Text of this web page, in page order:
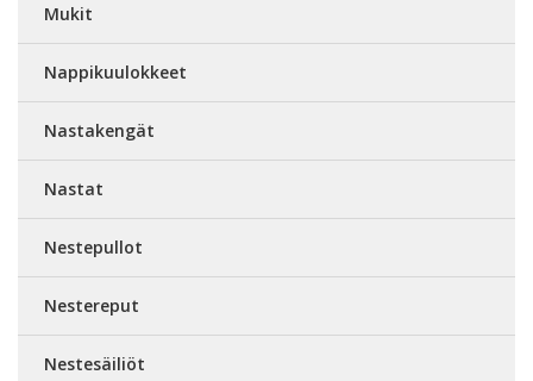
Mukit
Nappikuulokkeet
Nastakengät
Nastat
Nestepullot
Nestereput
Nestesäiliöt